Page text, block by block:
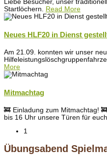
Liebe Besucher, unser
Startlöchern. Read More
Neues HLF20 in Dienst
Am 21.09. konnten wir unser
More
Mitmachtag
🚒 Einladung zum Mitmachtag!
bis 16 Uhr unsere Türen für
1
Übungsabend